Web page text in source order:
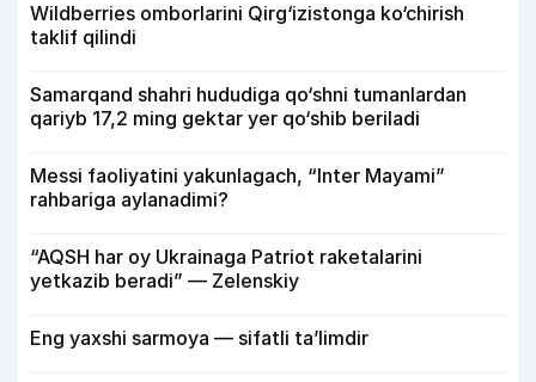
Wildberries omborlarini Qirg‘izistonga ko‘chirish
taklif qilindi
Samarqand shahri hududiga qo‘shni tumanlardan
qariyb 17,2 ming gektar yer qo‘shib beriladi
Messi faoliyatini yakunlagach, “Inter Mayami”
rahbariga aylanadimi?
“AQSH har oy Ukrainaga Patriot raketalarini
yetkazib beradi” — Zelenskiy
Eng yaxshi sarmoya — sifatli ta’limdir